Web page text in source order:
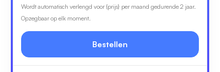
Wordt automatisch verlengd voor {prijs} per maand gedurende 2 jaar.
Opzegbaar op elk moment.
Bestellen